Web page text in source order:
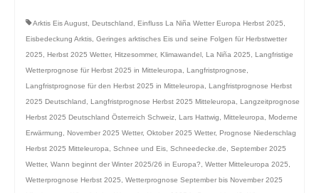
Arktis Eis August Deutschland Einfluss La Niña Wetter Europa Herbst 2025
Eisbedeckung Arktis Geringes arktisches Eis und seine Folgen für Herbstwetter
2025
Herbst 2025 Wetter, Hitzesommer, Klimawandel La Niña 2025
Langfristige
Wetterprognose für Herbst 2025 in Mitteleuropa
Langfristprognose
Langfristprognose für den Herbst 2025 in Mitteleuropa
Langfristprognose Herbst
2025 Deutschland
Langfristprognose Herbst 2025 Mitteleuropa
Langzeitprognose
Herbst 2025 Deutschland Österreich Schweiz Lars Hattwig Mitteleuropa
Moderne
Erwärmung
November 2025 Wetter, Oktober 2025 Wetter, Prognose Niederschlag
Herbst 2025 Mitteleuropa
Schnee und Eis Schneedecke.de
September 2025
Wetter, Wann beginnt der Winter 2025/26 in Europa? Wetter Mitteleuropa 2025
Wetterprognose Herbst 2025
Wetterprognose September bis November 2025